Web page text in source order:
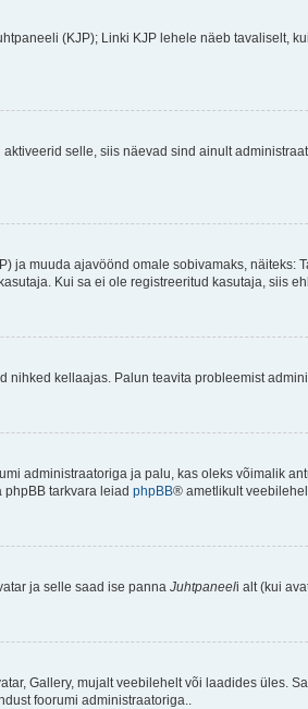
(KJP); Linki KJP lehele näeb tavaliselt,
aktiveerid selle, siis näevad sind ainult
muuda ajavöönd omale sobivamaks, näiteks:
Kui sa ei ole registreeritud kasutaja, siis
nihked kellaajas. Palun teavita probleemist
administraatoriga ja palu, kas oleks võimalik
tarkvara leiad phpBB® ametlikult
ja selle saad ise panna Juhtpaneeli alt (kui
Gallery, mujalt veebilehelt või laadides üles.
foorumi administraatoriga..